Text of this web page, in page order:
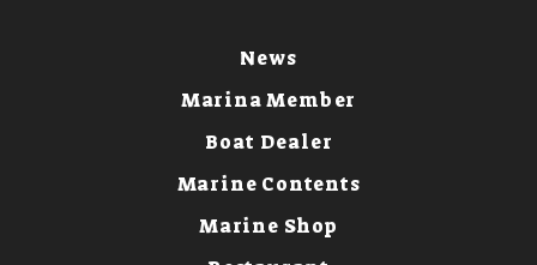
News
Marina Member
Boat Dealer
Marine Contents
Marine Shop